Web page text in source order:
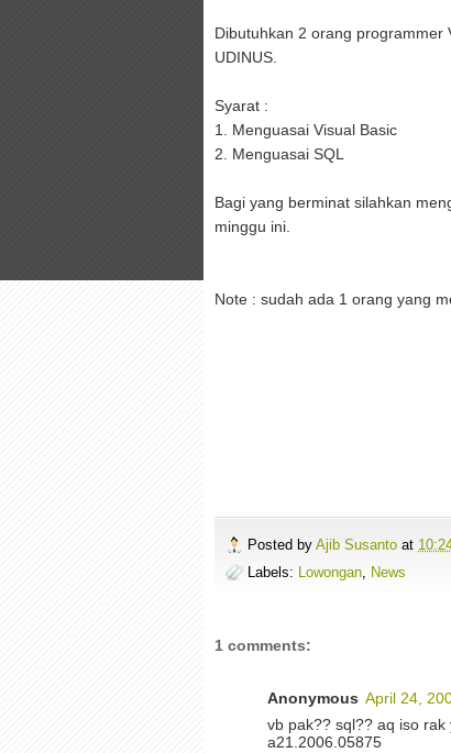
Dibutuhkan 2 orang programmer
UDINUS.
Syarat :
1. Menguasai Visual Basic
2. Menguasai SQL
Bagi yang berminat silahkan
minggu ini.
Note : sudah ada 1 orang yang
Posted by Ajib Susanto at
Labels: Lowongan, News
1 comments:
Anonymous April 24,
vb pak?? sql?? aq iso rak
a21.2006.05875